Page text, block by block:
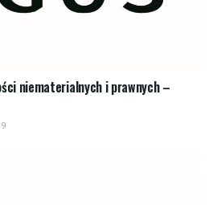
niematerialnych i prawnych –